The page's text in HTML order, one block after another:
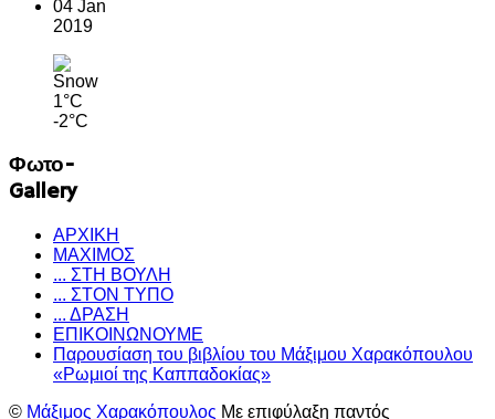
04 Jan
2019
1°C
-2°C
Φωτο-
Gallery
ΑΡΧΙΚΗ
ΜΑΧΙΜΟΣ
... ΣΤΗ ΒΟΥΛΗ
... ΣΤΟΝ ΤΥΠΟ
... ΔΡΑΣΗ
ΕΠΙΚΟΙΝΩΝΟΥΜΕ
Παρουσίαση του βιβλίου του Μάξιμου Χαρακόπουλου
«Ρωμιοί της Καππαδοκίας»
© Μάξιμος Χαρακόπουλος Με επιφύλαξη παντός